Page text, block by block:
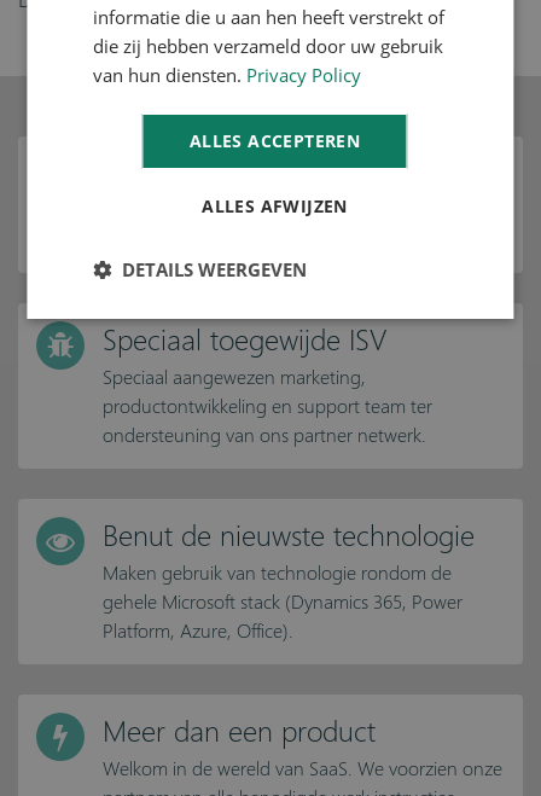
Succesvolle oplossing wereldwijd
Met meer dan 20 jaar ervaring, 100+ projecten en
Speciaal toegewijde ISV
Speciaal aangewezen marketing,
productontwikkeling en support team ter
ondersteuning van ons partner netwerk.
Benut de nieuwste technologie
Maken gebruik van technologie rondom de
gehele Microsoft stack (Dynamics 365, Power
Platform, Azure, Office).
Meer dan een product
Welkom in de wereld van SaaS. We voorzien onze
informatie die u aan hen heeft verstrekt of
die zij hebben verzameld door uw gebruik
van hun diensten. Privacy Policy
ALLES ACCEPTEREN
ALLES AFWIJZEN
DETAILS WEERGEVEN